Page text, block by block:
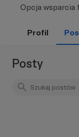
Opcja wsparcia
Profil
Posty